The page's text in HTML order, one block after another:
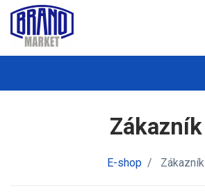
Zákazník
E-shop / Zákazník